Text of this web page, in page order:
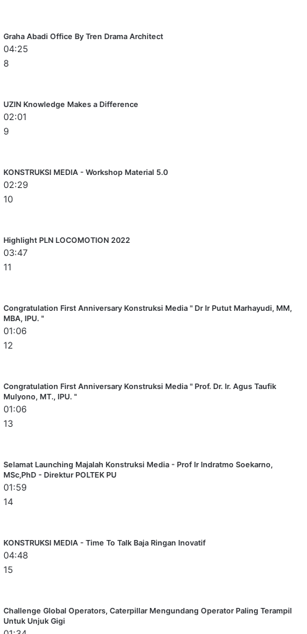
Graha Abadi Office By Tren Drama Architect
04:25
8
UZIN Knowledge Makes a Difference
02:01
9
KONSTRUKSI MEDIA - Workshop Material 5.0
02:29
10
Highlight PLN LOCOMOTION 2022
03:47
11
Congratulation First Anniversary Konstruksi Media " Dr Ir Putut Marhayudi, MM,
MBA, IPU. "
01:06
12
Congratulation First Anniversary Konstruksi Media " Prof. Dr. Ir. Agus Taufik
Mulyono, MT., IPU. "
01:06
13
Selamat Launching Majalah Konstruksi Media - Prof Ir Indratmo Soekarno,
MSc,PhD - Direktur POLTEK PU
01:59
14
KONSTRUKSI MEDIA - Time To Talk Baja Ringan Inovatif
04:48
15
Challenge Global Operators, Caterpillar Mengundang Operator Paling Terampil
Untuk Unjuk Gigi